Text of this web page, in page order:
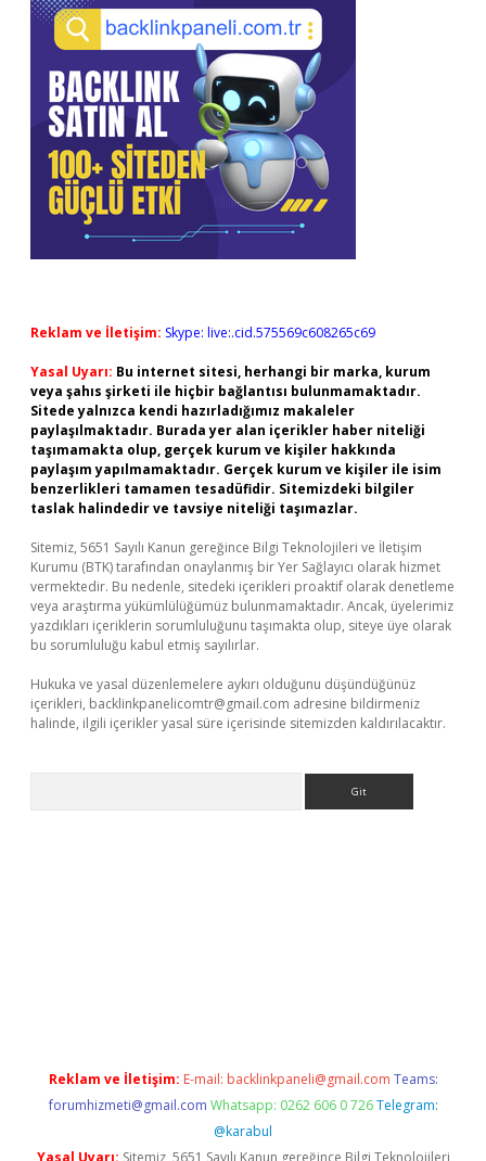
Reklam ve İletişim: Skype: live:.cid.575569c608265c69
Yasal Uyarı: Bu internet sitesi, herhangi bir marka, kurum
veya şahıs şirketi ile hiçbir bağlantısı bulunmamaktadır.
Sitede yalnızca kendi hazırladığımız makaleler
paylaşılmaktadır. Burada yer alan içerikler haber niteliği
taşımamakta olup, gerçek kurum ve kişiler hakkında
paylaşım yapılmamaktadır. Gerçek kurum ve kişiler ile isim
benzerlikleri tamamen tesadüfidir. Sitemizdeki bilgiler
taslak halindedir ve tavsiye niteliği taşımazlar.
Sitemiz, 5651 Sayılı Kanun gereğince Bilgi Teknolojileri ve İletişim
Kurumu (BTK) tarafından onaylanmış bir Yer Sağlayıcı olarak hizmet
vermektedir. Bu nedenle, sitedeki içerikleri proaktif olarak denetleme
veya araştırma yükümlülüğümüz bulunmamaktadır. Ancak, üyelerimiz
yazdıkları içeriklerin sorumluluğunu taşımakta olup, siteye üye olarak
bu sorumluluğu kabul etmiş sayılırlar.
Hukuka ve yasal düzenlemelere aykırı olduğunu düşündüğünüz
içerikleri, backlinkpanelicomtr@gmail.com adresine bildirmeniz
halinde, ilgili içerikler yasal süre içerisinde sitemizden kaldırılacaktır.
Reklam ve İletişim: E-mail: backlinkpaneli@gmail.com Teams:
forumhizmeti@gmail.com Whatsapp: 0262 606 0 726 Telegram:
@karabul
Yasal Uyarı: Sitemiz, 5651 Sayılı Kanun gereğince Bilgi Teknolojileri